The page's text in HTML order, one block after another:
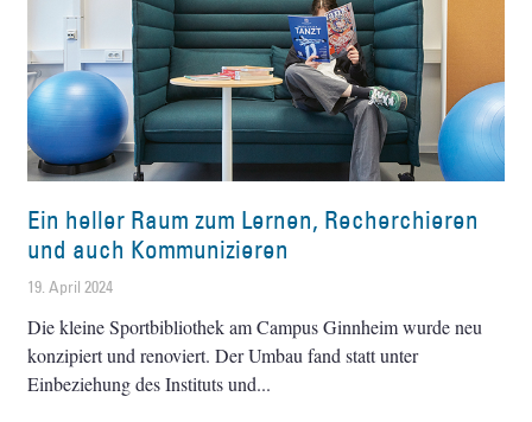
Ein heller Raum zum Lernen, Recherchieren
und auch Kommunizieren
19. April 2024
Die kleine Sportbibliothek am Campus Ginnheim wurde neu
konzipiert und renoviert. Der Umbau fand statt unter
Einbeziehung des Instituts und